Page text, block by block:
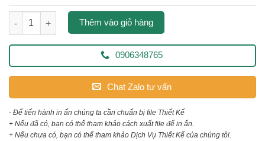
decal dạng lưới số lượngThêm vào giỏ hàng
0906348765
Chat Zalo tư vấn
- Để tiến hành in ấn chúng ta cần chuẩn bị file Thiết Kế
+ Nếu đã có, bạn có thể tham khảo cách xuất file để in ấn.
+ Nếu chưa có, bạn có thể tham khảo Dịch Vụ Thiết Kế của chúng tôi.